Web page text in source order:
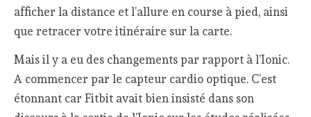
afficher la distance et l’allure en course à pied, ainsi
que retracer votre itinéraire sur la carte.
Mais il y a eu des changements par rapport à l’Ionic.
A commencer par le capteur cardio optique. C’est
étonnant car Fitbit avait bien insisté dans son